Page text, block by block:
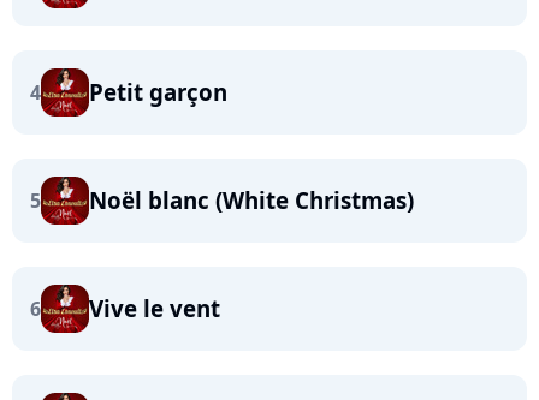
4 Petit garçon
5 Noël blanc (White Christmas)
6 Vive le vent